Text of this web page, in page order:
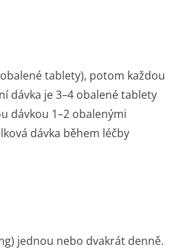
tablety), potom každou
dávka je 3–4 obalené tablety
dávkou 1–2 obalenými
dávka během léčby
jednou nebo dvakrát denně.